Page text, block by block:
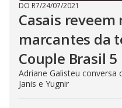
DO R7/24/07/2021
Casais
marcantes da
Couple Brasil 5
Adriane Galisteu
Janis e Yugnir